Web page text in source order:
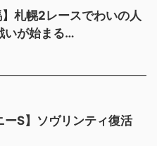
】札幌2レースでわいの人
いが始まる…
ーS】ソヴリンティ復活